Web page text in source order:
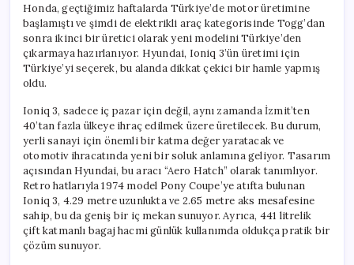
Honda, geçtiğimiz haftalarda Türkiye’de motor üretimine
başlamıştı ve şimdi de elektrikli araç kategorisinde Togg’dan
sonra ikinci bir üretici olarak yeni modelini Türkiye’den
çıkarmaya hazırlanıyor. Hyundai, Ioniq 3’ün üretimi için
Türkiye’yi seçerek, bu alanda dikkat çekici bir hamle yapmış
oldu.
Ioniq 3, sadece iç pazar için değil, aynı zamanda İzmit’ten
40’tan fazla ülkeye ihraç edilmek üzere üretilecek. Bu durum,
yerli sanayi için önemli bir katma değer yaratacak ve
otomotiv ihracatında yeni bir soluk anlamına geliyor. Tasarım
açısından Hyundai, bu aracı “Aero Hatch” olarak tanımlıyor.
Retro hatlarıyla 1974 model Pony Coupe’ye atıfta bulunan
Ioniq 3, 4.29 metre uzunlukta ve 2.65 metre aks mesafesine
sahip, bu da geniş bir iç mekan sunuyor. Ayrıca, 441 litrelik
çift katmanlı bagaj hacmi günlük kullanımda oldukça pratik bir
çözüm sunuyor.